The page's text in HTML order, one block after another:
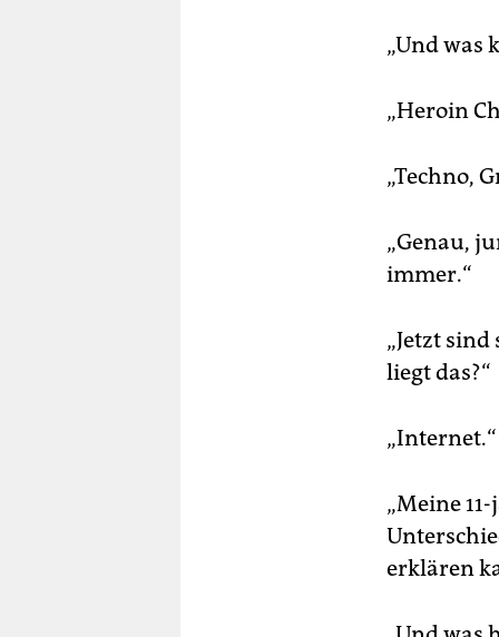
„Und was
„Heroin
„Techno,
„Genau,
immer.“
„Jetzt
liegt das?“
„Internet.“
„Meine
erklären